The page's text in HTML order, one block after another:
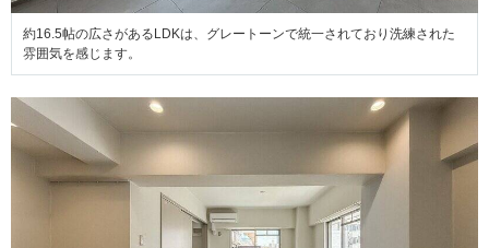
約16.5帖の広さがあるLDKは、グレートーンで統一されており洗練された
雰囲気を感じます。